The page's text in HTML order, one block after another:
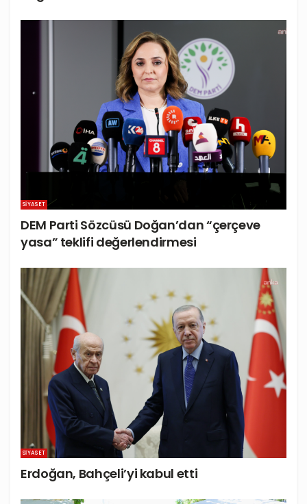
SIYASET
DEM Parti Sözcüsü Doğan’dan “çerçeve
yasa” teklifi değerlendirmesi
SIYASET
Erdoğan, Bahçeli’yi kabul etti